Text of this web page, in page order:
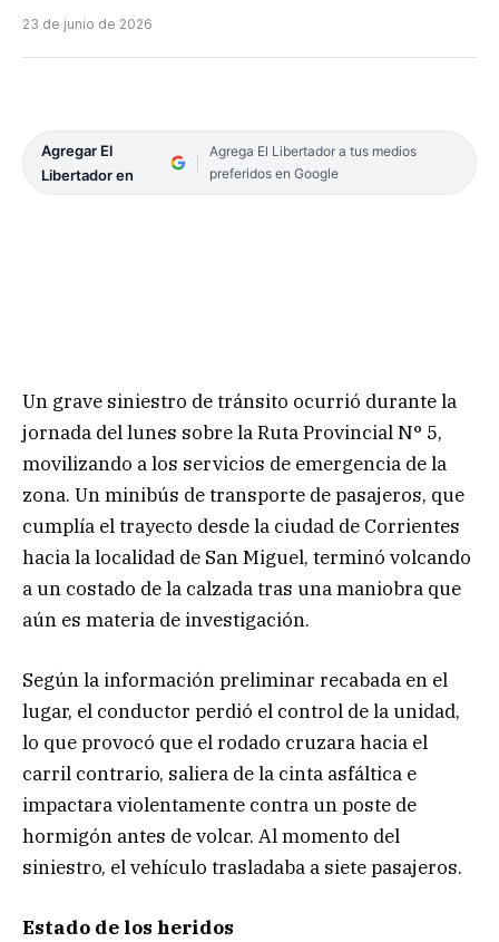
23 de junio de 2026
Agregar El
Libertador en
Agrega El Libertador a tus medios
preferidos en Google
Un grave siniestro de tránsito ocurrió durante la
jornada del lunes sobre la Ruta Provincial N° 5,
movilizando a los servicios de emergencia de la
zona. Un minibús de transporte de pasajeros, que
cumplía el trayecto desde la ciudad de Corrientes
hacia la localidad de San Miguel, terminó volcando
a un costado de la calzada tras una maniobra que
aún es materia de investigación.
Según la información preliminar recabada en el
lugar, el conductor perdió el control de la unidad,
lo que provocó que el rodado cruzara hacia el
carril contrario, saliera de la cinta asfáltica e
impactara violentamente contra un poste de
hormigón antes de volcar. Al momento del
siniestro, el vehículo trasladaba a siete pasajeros.
Estado de los heridos